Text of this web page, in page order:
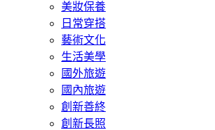
美妝保養
日常穿搭
藝術文化
生活美學
國外旅遊
國內旅遊
創新善終
創新長照